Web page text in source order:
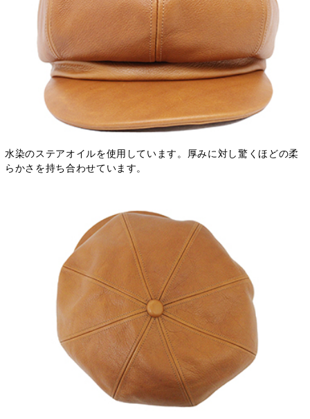
水染のステアオイルを使用しています。厚みに対し驚くほどの柔
らかさを持ち合わせています。